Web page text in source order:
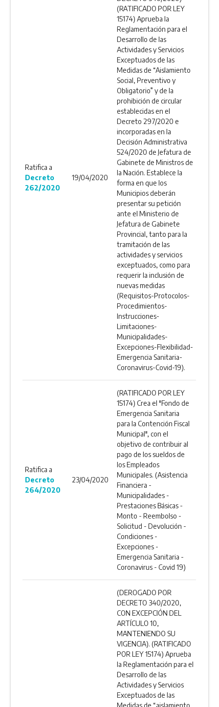
Ratifica a
Decreto
262/2020
19/04/2020
(RATIFICADO POR LEY
15174) Aprueba la
Reglamentación para el
Desarrollo de las
Actividades y Servicios
Exceptuados de las
Medidas de “Aislamiento
Social, Preventivo y
Obligatorio” y de la
prohibición de circular
establecidas en el
Decreto 297/2020 e
incorporadas en la
Decisión Administrativa
524/2020 de Jefatura de
Gabinete de Ministros de
la Nación. Establece la
forma en que los
Municipios deberán
presentar su petición
ante el Ministerio de
Jefatura de Gabinete
Provincial, tanto para la
tramitación de las
actividades y servicios
exceptuados, como para
requerir la inclusión de
nuevas medidas
(Requisitos-Protocolos-
Procedimientos-
Instrucciones-
Limitaciones-
Municipalidades-
Excepciones-Flexibilidad-
Emergencia Sanitaria-
Coronavirus-Covid-19).
Ratifica a
Decreto
264/2020
23/04/2020
(RATIFICADO POR LEY
15174) Crea el "Fondo de
Emergencia Sanitaria
para la Contención Fiscal
Municipal", con el
objetivo de contribuir al
pago de los sueldos de
los Empleados
Municipales. (Asistencia
Financiera -
Municipalidades -
Prestaciones Básicas -
Monto - Reembolso -
Solicitud - Devolución -
Condiciones -
Excepciones -
Emergencia Sanitaria -
Coronavirus - Covid 19)
(DEROGADO POR
DECRETO 340/2020,
CON EXCEPCIÓN DEL
ARTÍCULO 10,
MANTENIENDO SU
VIGENCIA). (RATIFICADO
POR LEY 15174) Aprueba
la Reglamentación para el
Desarrollo de las
Actividades y Servicios
Exceptuados de las
Medidas de “aislamiento